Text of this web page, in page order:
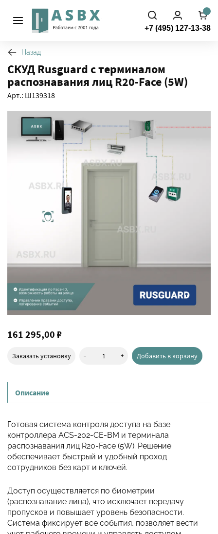
+7 (495) 127-13-38
Назад
СКУД Rusguard с терминалом
распознавания лиц R20-Face (5W)
Арт.: Ш139318
161 295,00 ₽
Заказать установку - + Добавить в корзину
Описание
Готовая система контроля доступа на базе
контроллера ACS-202-CE-BM и терминала
распознавания лиц R20-Face (5W). Решение
обеспечивает быстрый и удобный проход
сотрудников без карт и ключей.
Доступ осуществляется по биометрии
(распознавание лица), что исключает передачу
пропусков и повышает уровень безопасности.
Система фиксирует все события, позволяет вести